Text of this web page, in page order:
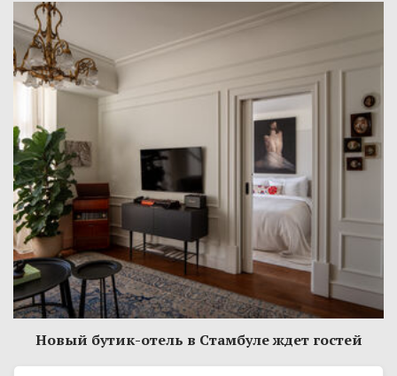
Новый бутик-отель в Стамбуле ждет гостей